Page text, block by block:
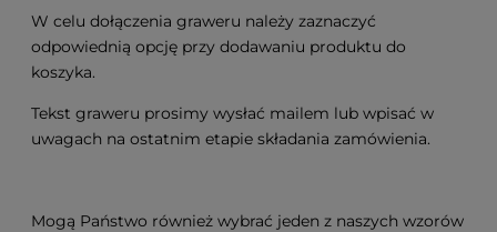
W celu dołączenia graweru należy zaznaczyć
odpowiednią opcję przy dodawaniu produktu do
koszyka.
Tekst graweru prosimy wysłać mailem lub wpisać w
uwagach na ostatnim etapie składania zamówienia.
Mogą Państwo również wybrać jeden z naszych wzorów